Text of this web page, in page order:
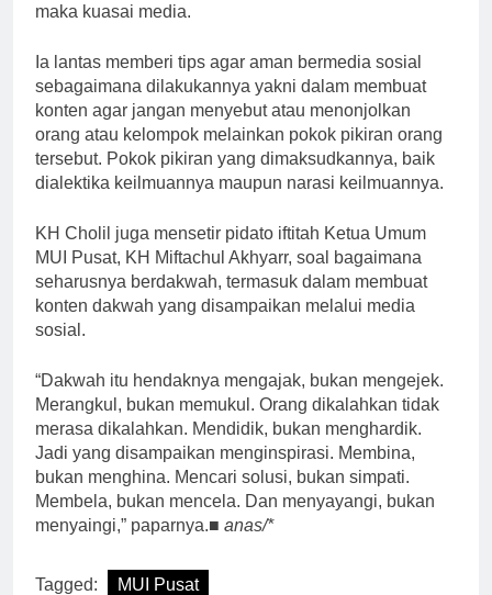
maka kuasai media.
Ia lantas memberi tips agar aman bermedia sosial
sebagaimana dilakukannya yakni dalam membuat
konten agar jangan menyebut atau menonjolkan
orang atau kelompok melainkan pokok pikiran orang
tersebut. Pokok pikiran yang dimaksudkannya, baik
dialektika keilmuannya maupun narasi keilmuannya.
KH Cholil juga mensetir pidato iftitah Ketua Umum
MUI Pusat, KH Miftachul Akhyarr, soal bagaimana
seharusnya berdakwah, termasuk dalam membuat
konten dakwah yang disampaikan melalui media
sosial.
“Dakwah itu hendaknya mengajak, bukan mengejek.
Merangkul, bukan memukul. Orang dikalahkan tidak
merasa dikalahkan. Mendidik, bukan menghardik.
Jadi yang disampaikan menginspirasi. Membina,
bukan menghina. Mencari solusi, bukan simpati.
Membela, bukan mencela. Dan menyayangi, bukan
menyaingi,” paparnya.■ anas/*
Tagged: MUI Pusat